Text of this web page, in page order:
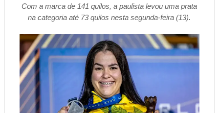
Com a marca de 141 quilos, a paulista levou uma prata
na categoria até 73 quilos nesta segunda-feira (13).